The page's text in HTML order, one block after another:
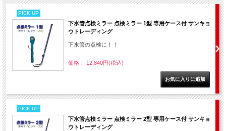
PICK UP
下水管点検ミラー 点検ミラー 1型 専用ケース付 サンキョ
ウトレーディング
下水管の点検に！！
価格： 12,840円(税込)
PICK UP
下水管点検ミラー 点検ミラー 2型 専用ケース付 サンキョ
ウトレーディング